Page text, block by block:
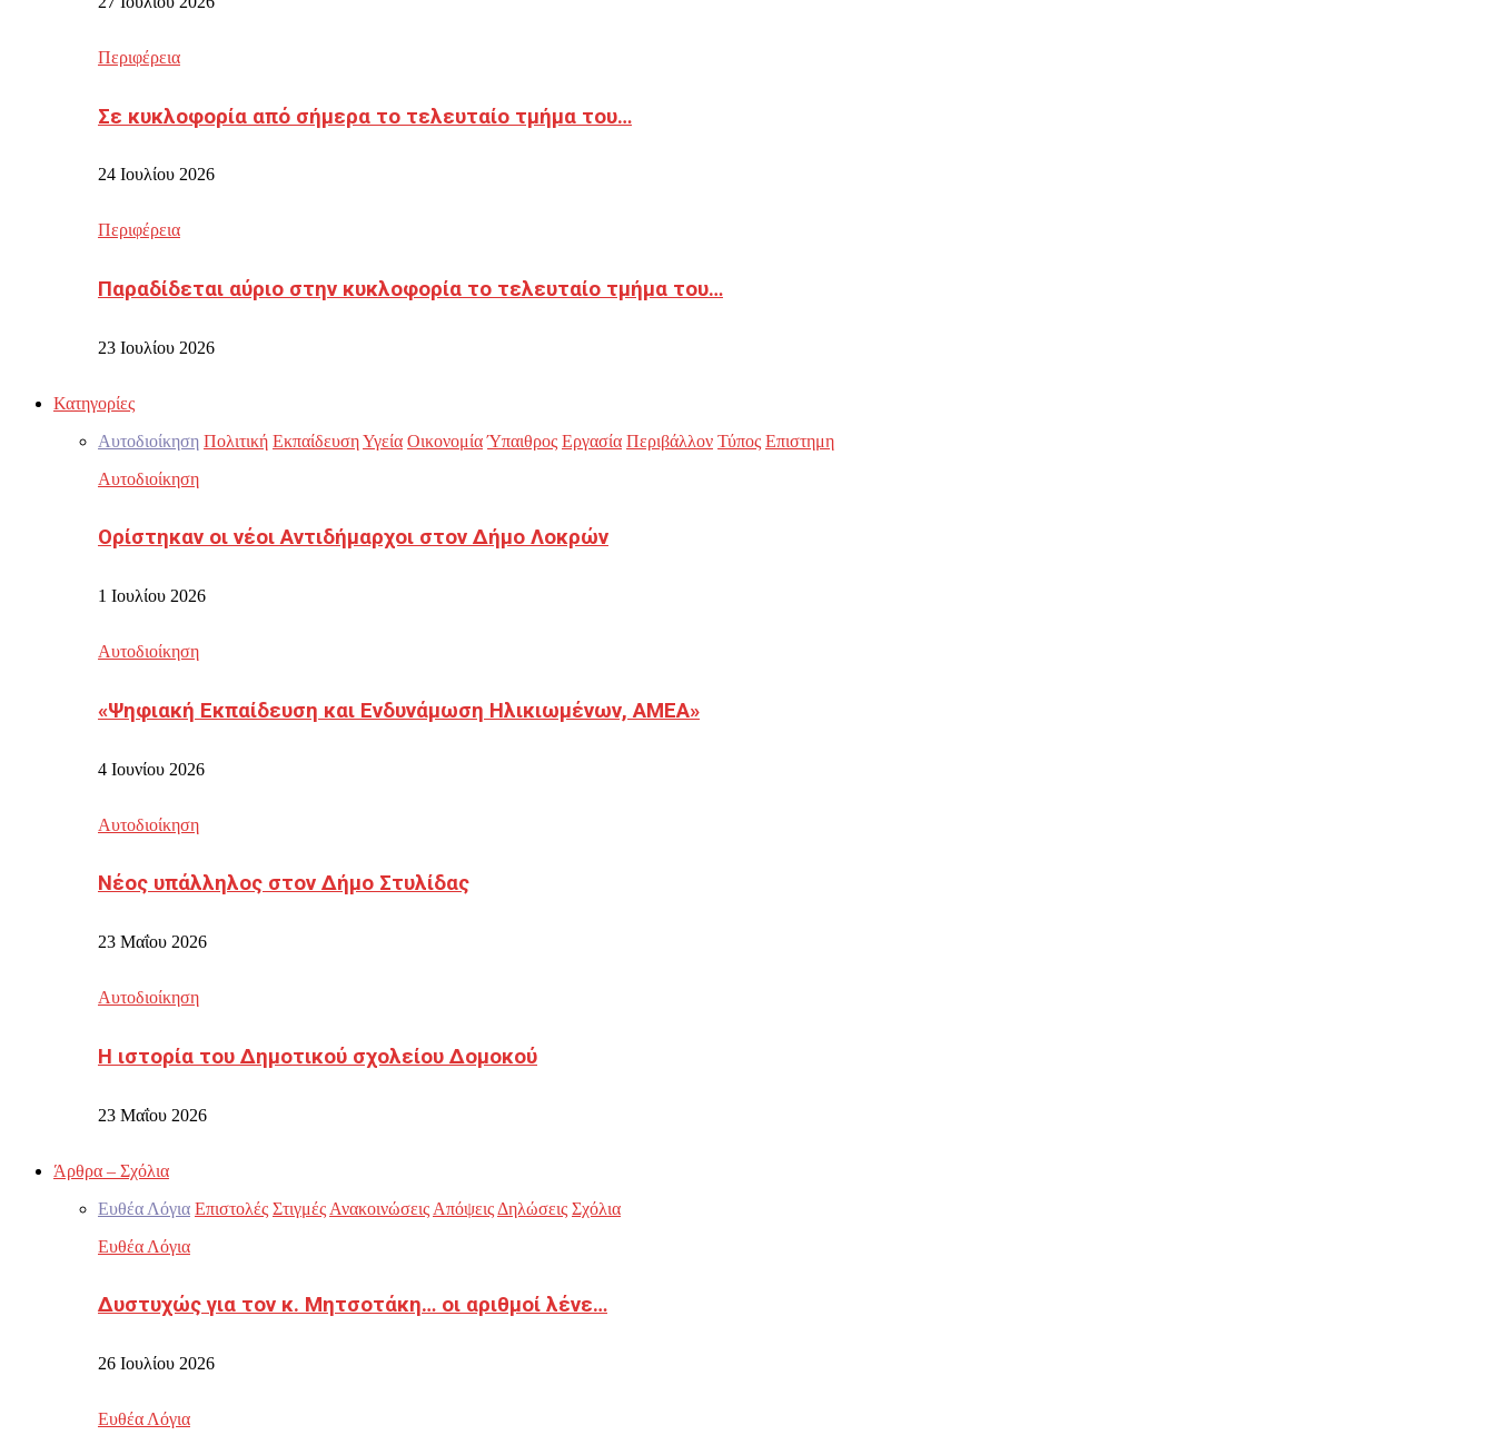
Περιφέρεια
Σε κυκλοφορία από σήμερα το τελευταίο τμήμα του…
24 Ιουλίου 2026
Περιφέρεια
Παραδίδεται αύριο στην κυκλοφορία το τελευταίο τμήμα του…
23 Ιουλίου 2026
Κατηγορίες
Αυτοδιοίκηση Πολιτική ΕκπαίδευσηΥγεία Οικονομία Ύπαιθρος Εργασία Περιβάλλον Τύπος Επιστημη
Αυτοδιοίκηση
Ορίστηκαν οι νέοι Αντιδήμαρχοι στον Δήμο Λοκρών
1 Ιουλίου 2026
Αυτοδιοίκηση
«Ψηφιακή Εκπαίδευση και Ενδυνάμωση Ηλικιωμένων, ΑΜΕΑ»
4 Ιουνίου 2026
Αυτοδιοίκηση
Νέος υπάλληλος στον Δήμο Στυλίδας
23 Μαΐου 2026
Αυτοδιοίκηση
Η ιστορία του Δημοτικού σχολείου Δομοκού
23 Μαΐου 2026
Άρθρα – Σχόλια
Ευθέα Λόγια Επιστολές Στιγμές Ανακοινώσεις Απόψεις Δηλώσεις Σχόλια
Ευθέα Λόγια
Δυστυχώς για τον κ. Μητσοτάκη… οι αριθμοί λένε…
26 Ιουλίου 2026
Ευθέα Λόγια